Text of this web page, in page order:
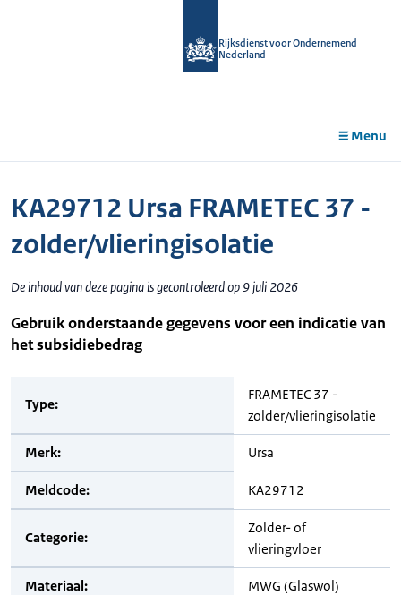
Rijksdienst voor Ondernemend
Nederland
Menu
KA29712 Ursa FRAMETEC 37 -
zolder/vlieringisolatie
De inhoud van deze pagina is gecontroleerd op 9 juli 2026
Gebruik onderstaande gegevens voor een indicatie van
het subsidiebedrag
Type:
FRAMETEC 37 -
zolder/vlieringisolatie
Merk: Ursa
Meldcode: KA29712
Categorie:
Zolder- of
vlieringvloer
Materiaal: MWG (Glaswol)